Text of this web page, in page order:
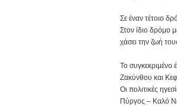
Σε έναν τέτοιο
Στον ίδιο δρόμο
χάσει την ζωή
Το συγκεκριμένο
Ζακύνθου και
Οι πολιτικές
Πύργος – Καλό